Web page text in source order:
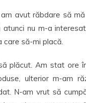
avut răbdare să
atunci nu m-a
care să-mi placă.
plăcut. Am stat ore
ulterior m-am
N-am vrut să